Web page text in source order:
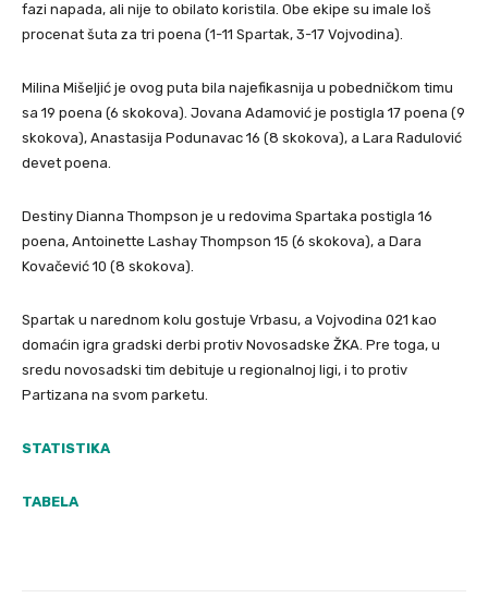
fazi napada, ali nije to obilato koristila. Obe ekipe su imale loš
procenat šuta za tri poena (1-11 Spartak, 3-17 Vojvodina).
Milina Mišeljić je ovog puta bila najefikasnija u pobedničkom timu
sa 19 poena (6 skokova). Jovana Adamović je postigla 17 poena (9
skokova), Anastasija Podunavac 16 (8 skokova), a Lara Radulović
devet poena.
Destiny Dianna Thompson je u redovima Spartaka postigla 16
poena, Antoinette Lashay Thompson 15 (6 skokova), a Dara
Kovačević 10 (8 skokova).
Spartak u narednom kolu gostuje Vrbasu, a Vojvodina 021 kao
domaćin igra gradski derbi protiv Novosadske ŽKA. Pre toga, u
sredu novosadski tim debituje u regionalnoj ligi, i to protiv
Partizana na svom parketu.
STATISTIKA
TABELA